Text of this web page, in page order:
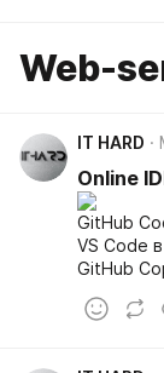
Web-
IT HARD
Online
GitHub Codespaces -
VS Code
GitHub